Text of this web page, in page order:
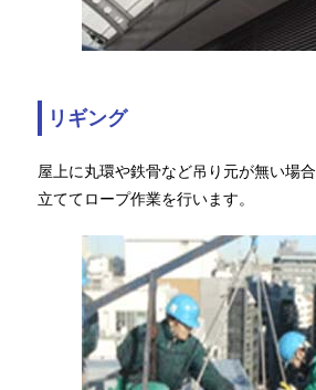
リギング
屋上に丸環や鉄骨など吊り元が無い場
立ててロープ作業を行います。